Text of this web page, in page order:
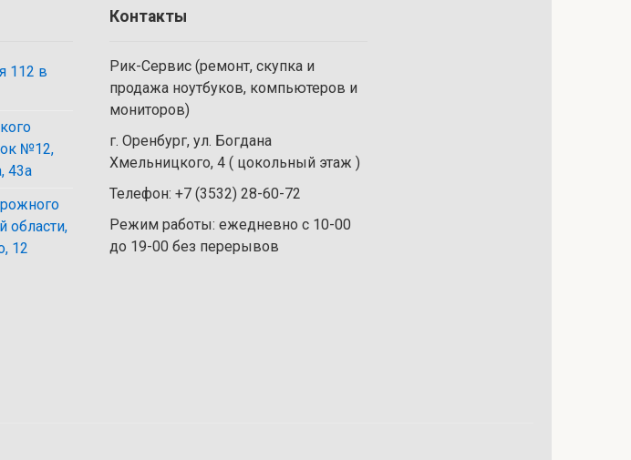
112 в
№12,
43а
области,
12
Контакты
Рик-Сервис (ремонт, скупка и
продажа ноутбуков, компьютеров и
мониторов)
г. Оренбург, ул. Богдана
Хмельницкого, 4 ( цокольный этаж )
Телефон: +7 (3532) 28-60-72
Режим работы: ежедневно с 10-00
до 19-00 без перерывов